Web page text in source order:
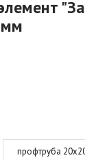
профтруба